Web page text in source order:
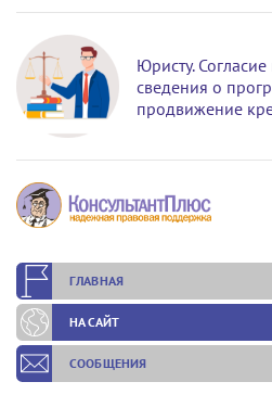
Юристу.
сведения о
продвижение
ГЛАВНАЯ
НА САЙТ
СООБЩЕНИЯ